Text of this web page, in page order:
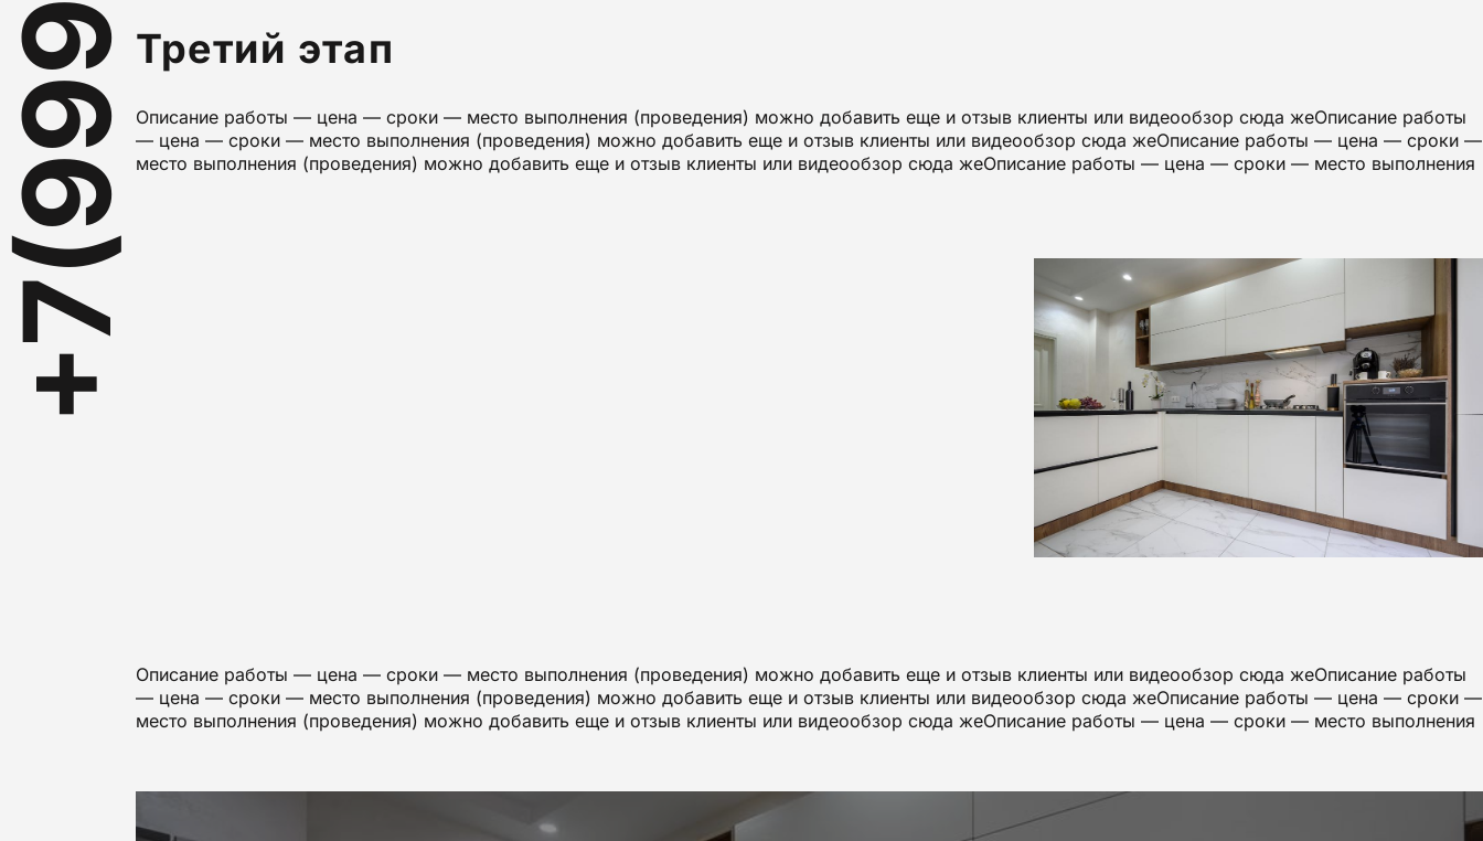
Третий этап
Описание работы — цена — сроки — место выполнения (проведения) можно добавить еще и отзыв клиенты или видеообзор сюда жеОписание работы
— цена — сроки — место выполнения (проведения) можно добавить еще и отзыв клиенты или видеообзор сюда жеОписание работы — цена — сроки —
место выполнения (проведения) можно добавить еще и отзыв клиенты или видеообзор сюда жеОписание работы — цена — сроки — место выполнения
Описание работы — цена — сроки — место выполнения (проведения) можно добавить еще и отзыв клиенты или видеообзор сюда жеОписание работы
— цена — сроки — место выполнения (проведения) можно добавить еще и отзыв клиенты или видеообзор сюда жеОписание работы — цена — сроки —
место выполнения (проведения) можно добавить еще и отзыв клиенты или видеообзор сюда жеОписание работы — цена — сроки — место выполнения